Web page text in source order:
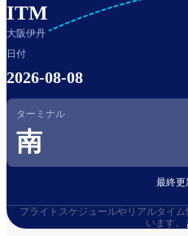
ITM
大阪伊丹
日付
2026-08-08
ターミナル
南
最終更
フラ
フライトスケジュールやリアルタイ
います。